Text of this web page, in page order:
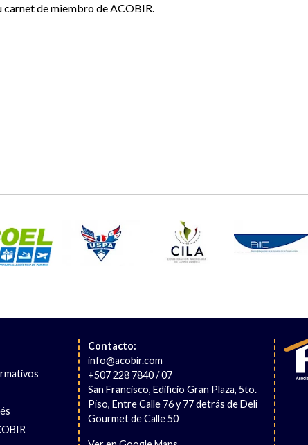
carnet de miembro de ACOBIR.
Contacto:
info@acobir.com
+507 228 7840 / 07
San Francisco, Edificio Gran Plaza, 5to.
Piso, Entre Calle 76 y 77 detrás de Deli
Gourmet de Calle 50